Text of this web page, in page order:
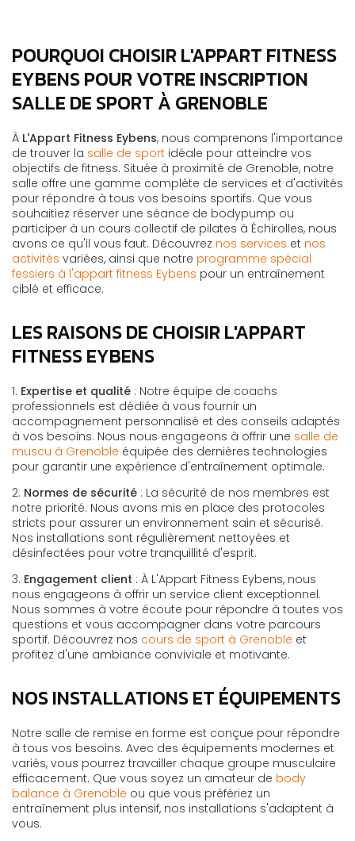
POURQUOI CHOISIR L'APPART FITNESS
EYBENS POUR VOTRE INSCRIPTION
SALLE DE SPORT À GRENOBLE
À L'Appart Fitness Eybens, nous comprenons l'importance
de trouver la salle de sport idéale pour atteindre vos
objectifs de fitness. Située à proximité de Grenoble, notre
salle offre une gamme complète de services et d'activités
pour répondre à tous vos besoins sportifs. Que vous
souhaitiez réserver une séance de bodypump ou
participer à un cours collectif de pilates à Échirolles, nous
avons ce qu'il vous faut. Découvrez nos services et nos
activités variées, ainsi que notre programme spécial
fessiers à l'appart fitness Eybens pour un entraînement
ciblé et efficace.
LES RAISONS DE CHOISIR L'APPART
FITNESS EYBENS
1. Expertise et qualité : Notre équipe de coachs
professionnels est dédiée à vous fournir un
accompagnement personnalisé et des conseils adaptés
à vos besoins. Nous nous engageons à offrir une salle de
muscu à Grenoble équipée des dernières technologies
pour garantir une expérience d'entraînement optimale.
2. Normes de sécurité : La sécurité de nos membres est
notre priorité. Nous avons mis en place des protocoles
stricts pour assurer un environnement sain et sécurisé.
Nos installations sont régulièrement nettoyées et
désinfectées pour votre tranquillité d'esprit.
3. Engagement client : À L'Appart Fitness Eybens, nous
nous engageons à offrir un service client exceptionnel.
Nous sommes à votre écoute pour répondre à toutes vos
questions et vous accompagner dans votre parcours
sportif. Découvrez nos cours de sport à Grenoble et
profitez d'une ambiance conviviale et motivante.
NOS INSTALLATIONS ET ÉQUIPEMENTS
Notre salle de remise en forme est conçue pour répondre
à tous vos besoins. Avec des équipements modernes et
variés, vous pourrez travailler chaque groupe musculaire
efficacement. Que vous soyez un amateur de body
balance à Grenoble ou que vous préfériez un
entraînement plus intensif, nos installations s'adaptent à
vous.